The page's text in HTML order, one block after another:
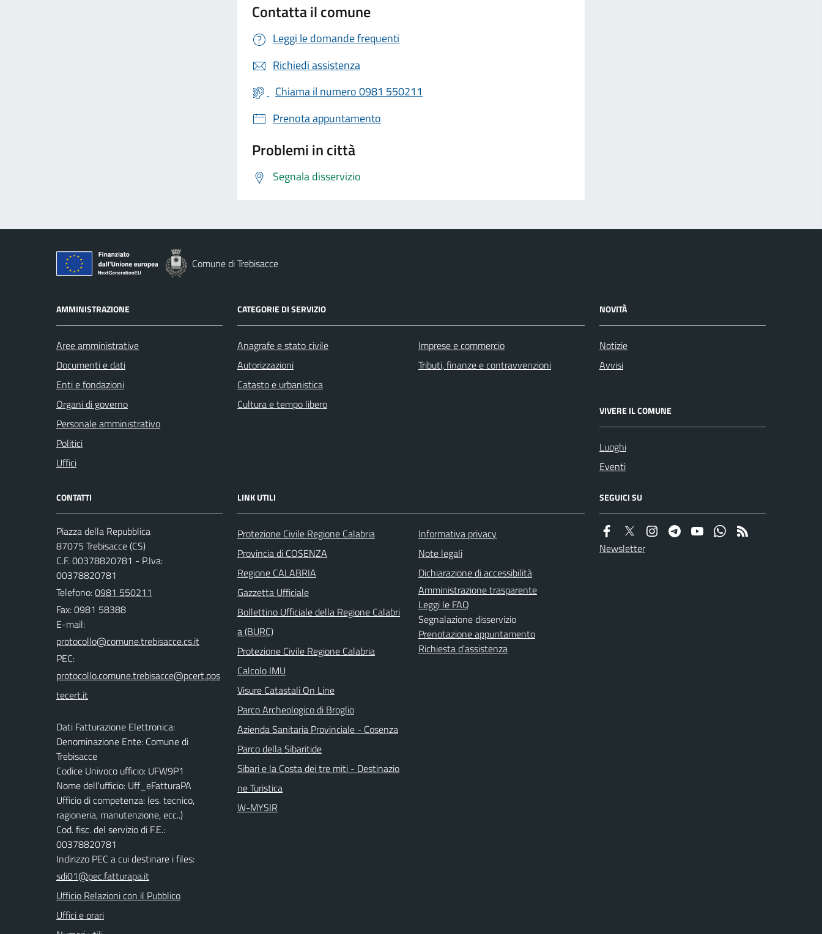
Contatta il comune
Leggi le domande frequenti
Richiedi assistenza
Chiama il numero 0981 550211
Prenota appuntamento
Problemi in città
Segnala disservizio
Comune di Trebisacce
AMMINISTRAZIONE
Aree amministrative
Documenti e dati
Enti e fondazioni
Organi di governo
Personale amministrativo
Politici
Uffici
CATEGORIE DI SERVIZIO
Anagrafe e stato civile
Autorizzazioni
Catasto e urbanistica
Cultura e tempo libero
Imprese e commercio
Tributi, finanze e contravvenzioni
NOVITÀ
Notizie
Avvisi
VIVERE IL COMUNE
Luoghi
Eventi
CONTATTI
Piazza della Repubblica
87075 Trebisacce (CS)
C.F. 00378820781 - P.Iva:
00378820781
Telefono:0981 550211
Fax: 0981 58388
E-mail:
PEC:
Dati Fatturazione Elettronica:
Denominazione Ente: Comune di
Trebisacce
Codice Univoco ufficio: UFW9P1
Nome dell'ufficio: Uff_eFatturaPA
Ufficio di competenza: (es. tecnico,
ragioneria, manutenzione, ecc..)
Cod. fisc. del servizio di F.E.:
00378820781
Indirizzo PEC a cui destinare i files:
sdi01@pec.fatturapa.it
Ufficio Relazioni con il Pubblico
Uffici e orari
LINK UTILI
Protezione Civile Regione Calabria
Provincia di COSENZA
Regione CALABRIA
Gazzetta Ufficiale
Bollettino Ufficiale della Regione Calabri
a (BURC)
Protezione Civile Regione Calabria
Calcolo IMU
Visure Catastali On Line
Parco Archeologico di Broglio
Azienda Sanitaria Provinciale - Cosenza
Parco della Sibaritide
Sibari e la Costa dei tre miti - Destinazio
ne Turistica
W-MYSIR
Informativa privacy
Note legali
Dichiarazione di accessibilità
Amministrazione trasparente
Leggi le FAQ
Segnalazione disservizio
Prenotazione appuntamento
Richiesta d'assistenza
SEGUICI SU
Newsletter